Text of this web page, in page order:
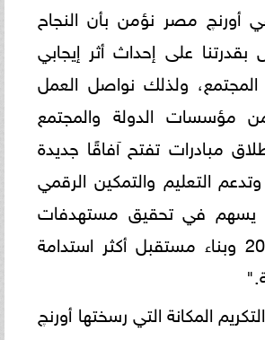
مصر نؤمن بأن النجاح
على إحداث أثر إيجابي
ولذلك نواصل العمل
مؤسسات الدولة والمجتمع
مبادرات تفتح آفاقًا جديدة
التعليم والتمكين الرقمي
يسهم في تحقيق مستهدفات
رؤية مصر 2030 وبناء مستقبل أكثر استدامة
المكانة التي رسختها أورنچ